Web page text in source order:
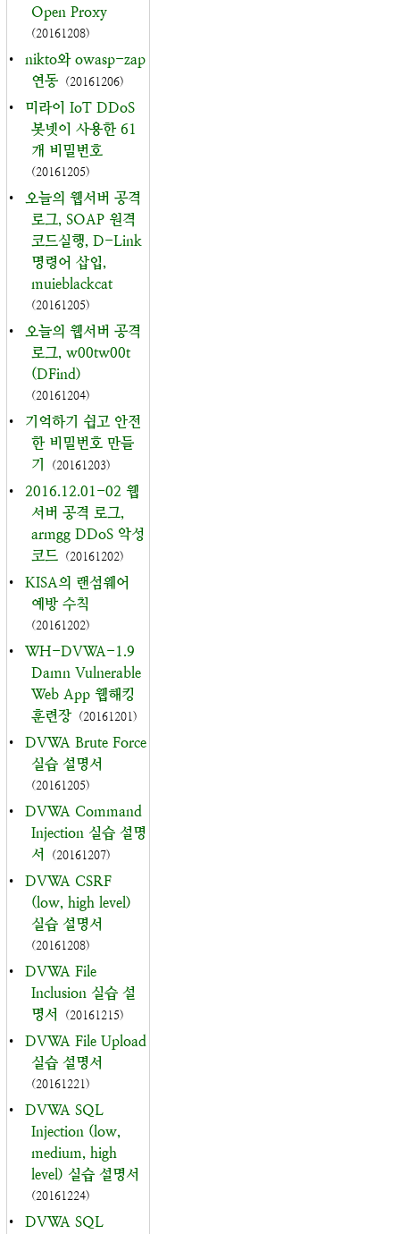
Open Proxy
(20161208)
•
nikto와 owasp-zap
연동 (20161206)
•
미라이 IoT DDoS
봇넷이 사용한 61
개 비밀번호
(20161205)
•
오늘의 웹서버 공격
로그, SOAP 원격
코드실행, D-Link
명령어 삽입,
muieblackcat
(20161205)
•
오늘의 웹서버 공격
로그, w00tw00t
(DFind)
(20161204)
•
기억하기 쉽고 안전
한 비밀번호 만들
기
(20161203)
•
2016.12.01-02 웹
서버 공격 로그,
armgg DDoS 악성
코드 (20161202)
•
KISA의 랜섬웨어
예방 수칙
(20161202)
•
WH-DVWA-1.9
Damn Vulnerable
Web App 웹해킹
훈련장 (20161201)
•
DVWA Brute Force
실습 설명서
(20161205)
•
DVWA Command
Injection 실습 설명
서
(20161207)
•
DVWA CSRF
(low, high level)
실습 설명서
(20161208)
•
DVWA File
Inclusion 실습 설
명서
(20161215)
•
DVWA File Upload
실습 설명서
(20161221)
•
DVWA SQL
Injection (low,
medium, high
level) 실습 설명서
(20161224)
• DVWA SQL